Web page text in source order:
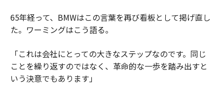
65年経って、BMWはこの言葉を再び看板として掲げ直し
た。ワーミングはこう語る。
「これは会社にとっての大きなステップなのです。同じ
ことを繰り返すのではなく、革命的な一歩を踏み出すと
いう決意でもあります」